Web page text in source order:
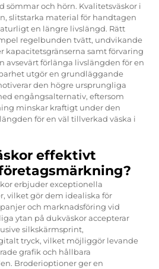
sömmar och hörn. Kvalitetsväskor i
slitstarka material för handtagen
en längre livslängd. Rätt
regelbunden tvätt, undvikande
kapacitetsgränserna samt förvaring
avsevärt förlänga livslängden för en
utgör en grundläggande
den högre ursprungliga
engångsalternativ, eftersom
minskar kraftigt under den
för en väl tillverkad väska i
effektivt
erbjuder exceptionella
vilket gör dem idealiska för
och marknadsföring vid
ytan på dukväskor accepterar
silkskärmsprint,
tryck, vilket möjliggör levande
grafik och hållbara
Broderioptioner ger en